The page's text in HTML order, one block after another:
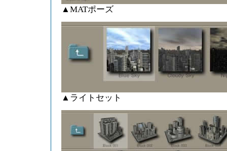
▲MATポーズ
▲ライトセット